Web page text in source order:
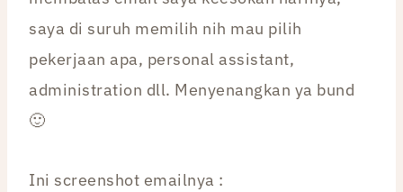
saya di suruh memilih nih mau pilih
pekerjaan apa, personal assistant,
administration dll. Menyenangkan ya bund
🙂
Ini screenshot emailnya :